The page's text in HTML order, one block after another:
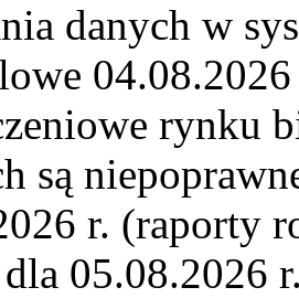
danych w
rynku
są
r. (raporty
05.08.2026